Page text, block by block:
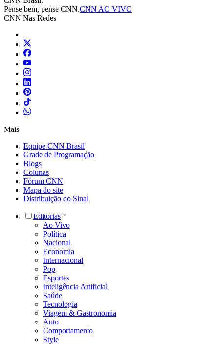
Pense bem, pense CNN.CNN AO VIVO
CNN Nas Redes
Mais
Equipe CNN Brasil
Grade de Programação
Blogs
Colunas
Fórum CNN
Mapa do site
Distribuição do Sinal
Editorias
Ao Vivo
Política
Nacional
Economia
Internacional
Pop
Esportes
Inteligência Artificial
Saúde
Tecnologia
Viagem & Gastronomia
Auto
Comportamento
Style